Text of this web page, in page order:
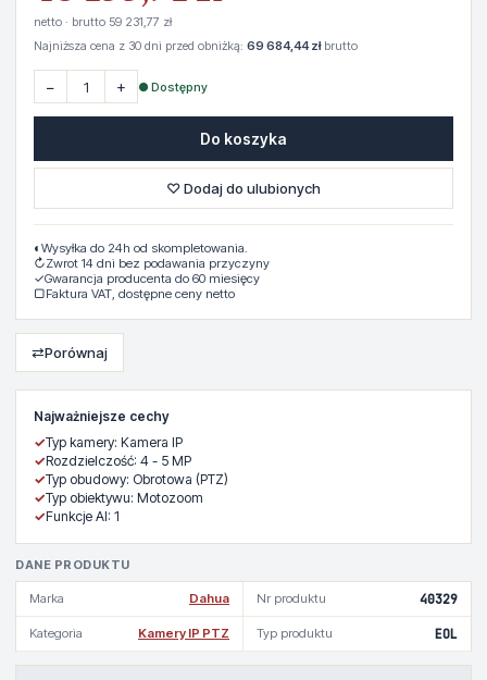
Najważniejsze cechy
✓Typ kamery: Kamera IP
✓Rozdzielczość: 4 - 5 MP
✓Typ obudowy: Obrotowa (PTZ)
✓Typ obiektywu: Motozoom
✓Funkcje AI: 1
DANE PRODUKTU
Marka Dahua Nr produktu 40329
Kategoria Kamery IP PTZ Typ produktu EOL
netto · brutto 59 231,77 zł
Najniższa cena z 30 dni przed obniżką: 69 684,44 złbrutto
− + ● Dostępny
Do koszyka
♡ Dodaj do ulubionych
◐ Wysyłka do 24h od skompletowania.
↻Zwrot 14 dni bez podawania przyczyny
✓Gwarancja producenta do 60 miesięcy
▢Faktura VAT, dostępne ceny netto
⇄Porównaj